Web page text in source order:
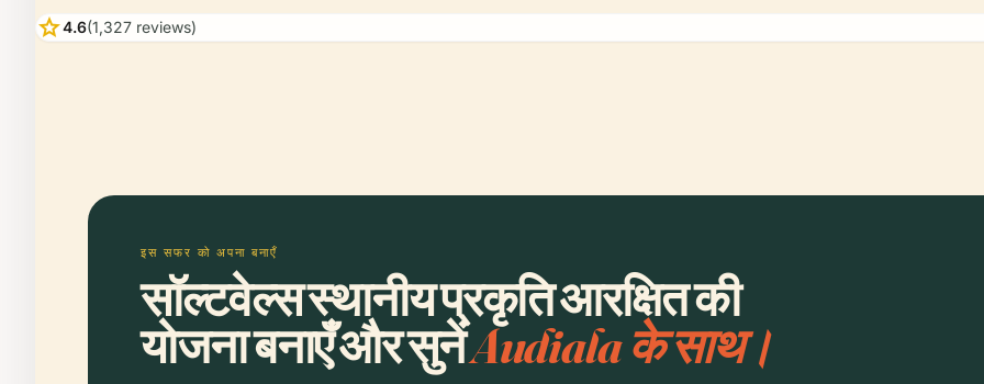
star4.6(1,327 reviews)
इस सफर को अपना बनाएँ
सॉल्टवेल्स स्थानीय प्रकृति आरक्षित की
योजना बनाएँ और सुनेंAudiala के साथ।